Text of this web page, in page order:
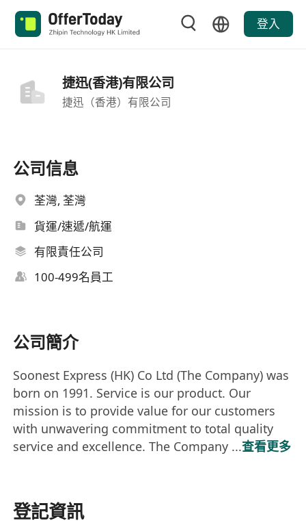
登入
捷迅(香港)有限公司
捷迅（香港）有限公司
公司信息
荃灣, 荃灣
貨運/速遞/航運
有限責任公司
100-499名員工
公司簡介
Soonest Express (HK) Co Ltd (The Company) was
born on 1991. Service is our product. Our
mission is to provide value for our customers
with unwavering commitment to total quality
service and excellence. The Company ...查看更多
登記資訊